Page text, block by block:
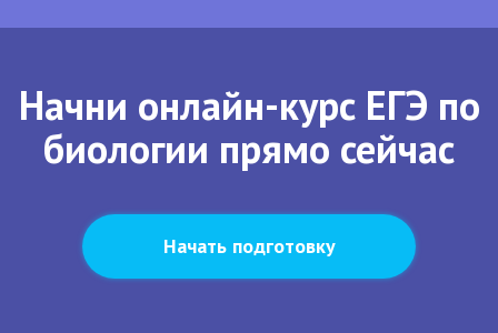
Начни онлайн-курс ЕГЭ по
биологии прямо сейчас
Начать подготовку